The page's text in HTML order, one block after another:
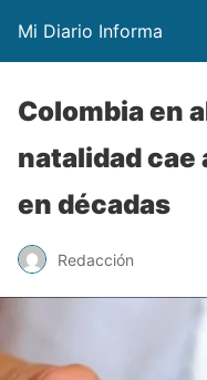
Mi Diario Informa
Colombia en
natalidad cae
en décadas
Redacción